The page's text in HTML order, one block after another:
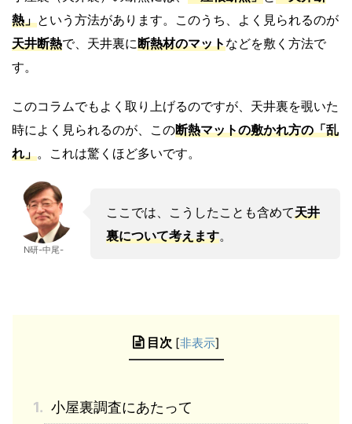
熱」という方法があります。このうち、よく見られるのが
天井断熱で、天井裏に断熱材のマットなどを敷く方法で
す。
このコラムでもよく取り上げるのですが、天井裏を覗いた
時によく見られるのが、この断熱マットの敷かれ方の「乱
れ」。これは驚くほど多いです。
N研-中尾-
ここでは、こうしたことも含めて天井
裏について考えます。
目次 [非表示]
1. 小屋裏調査にあたって